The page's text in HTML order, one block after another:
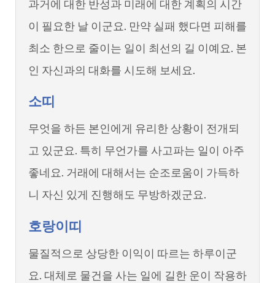
과거에 대한 반성과 미래에 대한 계획의 시간
이 필요한 날 이군요. 만약 실패 했다면 피해를
최소 한으로 줄이는 일이 최선의 길 이예요. 본
인 자신과의 대화를 시도해 보세요.
소띠
무엇을 하든 본인에게 유리한 상황이 전개되
고 있군요. 특히 무언가를 사고파는 일이 아주
좋네요. 거래에 대해서는 순조로움이 가득하
니 자신 있게 진행해도 무방하겠군요.
호랑이띠
물질적으로 상당한 이익이 따르는 하루이군
요. 대체로 물건을 사는 일에 길한 운이 작용하